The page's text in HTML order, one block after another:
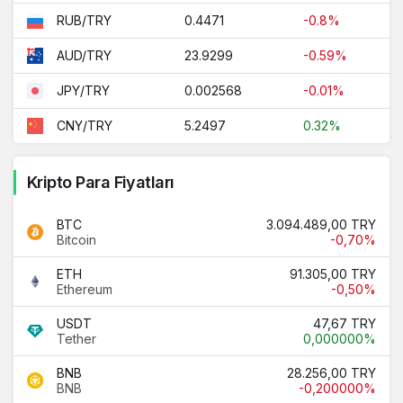
RUB/TRY 0.4471 -0.8%
AUD/TRY 23.9299 -0.59%
JPY/TRY 0.002568 -0.01%
CNY/TRY 5.2497 0.32%
Kripto Para Fiyatları
BTC
Bitcoin
3.094.489,00 TRY
-0,70%
ETH
Ethereum
91.305,00 TRY
-0,50%
USDT
Tether
47,67 TRY
0,000000%
BNB
BNB
28.256,00 TRY
-0,200000%